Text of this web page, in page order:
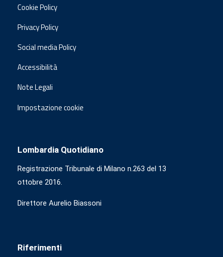
Cookie Policy
Privacy Policy
Social media Policy
Accessibilità
Note Legali
Impostazione cookie
Lombardia Quotidiano
Registrazione Tribunale di Milano n.263 del 13
ottobre 2016.
Direttore Aurelio Biassoni
Riferimenti